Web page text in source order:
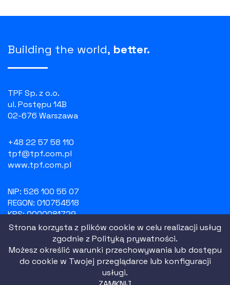
Strona korzysta z plików cookie w celu realizacji usług
zgodnie zPolityką prywatności.
Możesz określić warunki przechowywania lub dostępu
do cookie w Twojej przeglądarce lub konfiguracji
usługi.
Building the world, better.
TPF Sp. z o.o.
ul. Postępu 14B
02-676 Warszawa
+48 22 57 58 110
tpf@tpf.com.pl
www.tpf.com.pl
NIP: 526 100 55 07
REGON: 010754518
KRS: 0000081729
Polityka prywatności
Regulamin strony
|2021 All Rights Reserved